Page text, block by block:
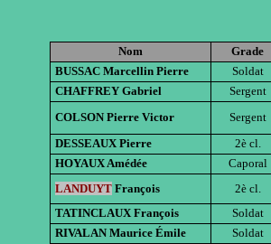
Nom Grade
BUSSAC Marcellin Pierre
Soldat
CHAFFREY Gabriel
Sergent
COLSON Pierre Victor
Sergent
DESSEAUX Pierre
2è cl.
HOYAUX Amédée
Caporal
LANDUYTFrançois 2è cl.
TATINCLAUX François
Soldat
RIVALAN Maurice Émile
Soldat